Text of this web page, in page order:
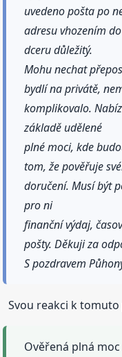
uvedeno pošta po
adresu vhozením
dceru důležitý.
Mohu nechat
bydlí na privátě,
komplikovalo.
základě udělené
plné moci, kde
tom, že pověřuje
doručení. Musí být
pro ni
finanční výdaj,
pošty. Děkuji za
S pozdravem
Svou reakci k
Ověřená plná